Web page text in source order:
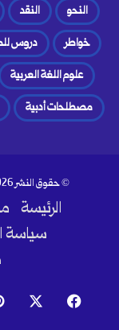
النحو
النقد
خواطر
دروس
علوم اللغة العربية
مصطلحات أدبية
© حقوق النشر 2026، جميع الحقوق محفوظة |
الرئيسة
سياسة
فيسبوك